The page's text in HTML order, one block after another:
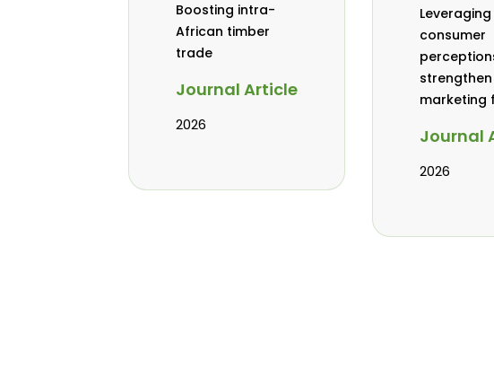
Boosting intra-
African timber
trade
Journal Article
2026
consumer
strengthen
marketing
and
Mombasa,
Journal
2026